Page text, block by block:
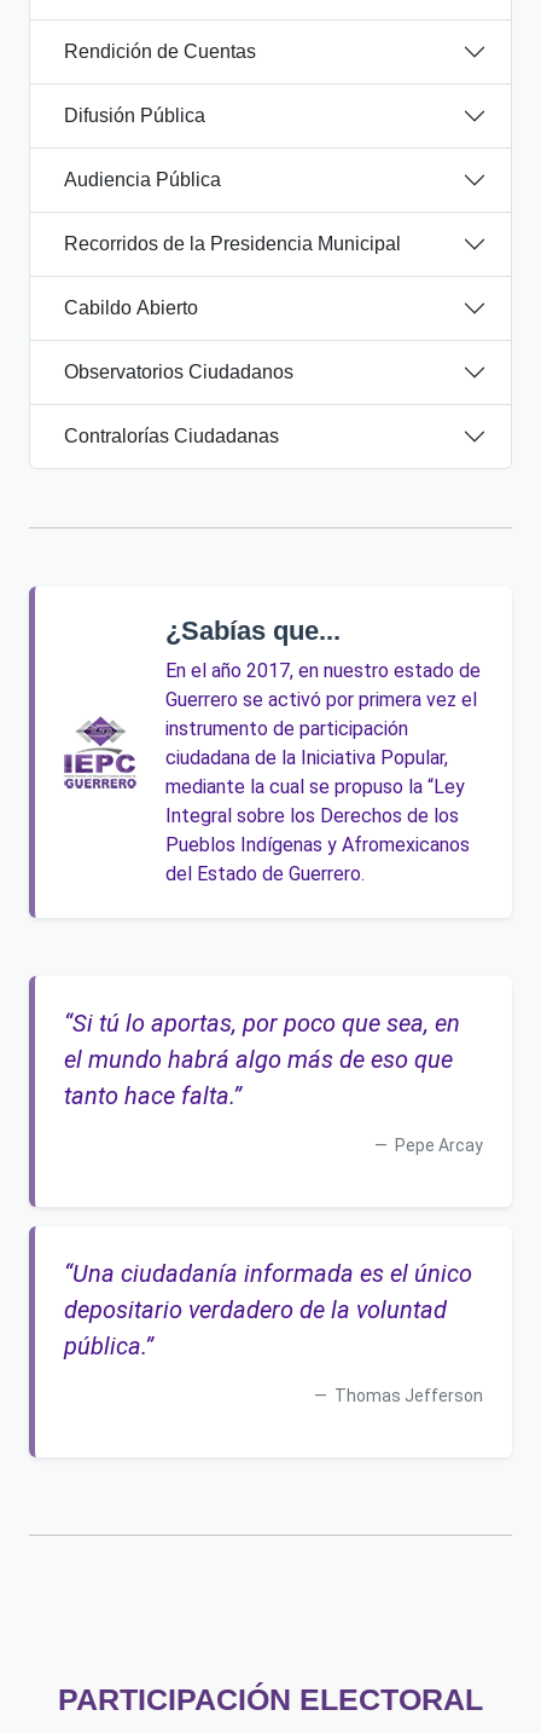
Rendición de Cuentas
Difusión Pública
Audiencia Pública
Recorridos de la Presidencia Municipal
Cabildo Abierto
Observatorios Ciudadanos
Contralorías Ciudadanas
¿Sabías que...
En el año 2017, en nuestro estado de
Guerrero se activó por primera vez el
instrumento de participación
ciudadana de la Iniciativa Popular,
mediante la cual se propuso la “Ley
Integral sobre los Derechos de los
Pueblos Indígenas y Afromexicanos
del Estado de Guerrero.
“Si tú lo aportas, por poco que sea, en
el mundo habrá algo más de eso que
tanto hace falta.”
Pepe Arcay
“Una ciudadanía informada es el único
depositario verdadero de la voluntad
pública.”
Thomas Jefferson
PARTICIPACIÓN ELECTORAL